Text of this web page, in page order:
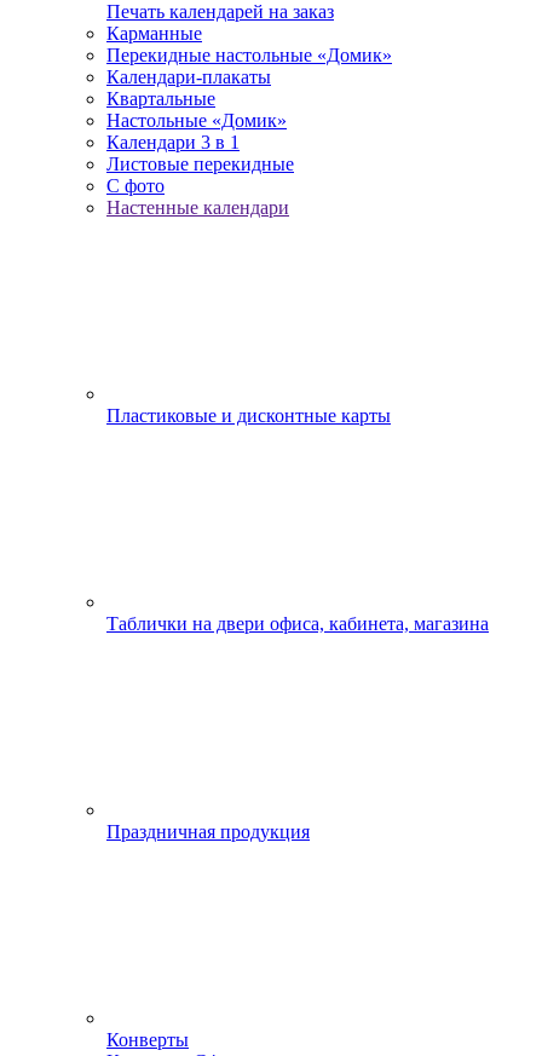
Печать календарей на заказ
Карманные
Перекидные настольные «Домик»
Календари-плакаты
Квартальные
Настольные «Домик»
Календари 3 в 1
Листовые перекидные
С фото
Настенные календари
Пластиковые и дисконтные карты
Таблички на двери офиса, кабинета, магазина
Праздничная продукция
Конверты